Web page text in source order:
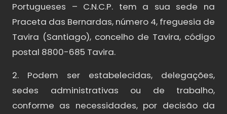
Portugueses – C.N.C.P. tem a sua sede na
Praceta das Bernardas, número 4, freguesia de
Tavira (Santiago), concelho de Tavira, código
postal 8800-685 Tavira.
2. Podem ser estabelecidas, delegações,
sedes administrativas ou de trabalho,
conforme as necessidades, por decisão da